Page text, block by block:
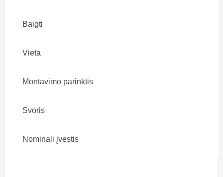
Baigti
Vieta
Montavimo parinktis
Svoris
Nominali įvestis